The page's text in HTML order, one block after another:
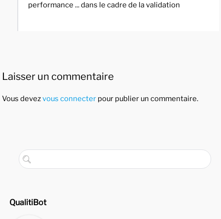
performance ... dans le cadre de la validation
Laisser un commentaire
Vous devezvous connecter pour publier un commentaire.
QualitiBot